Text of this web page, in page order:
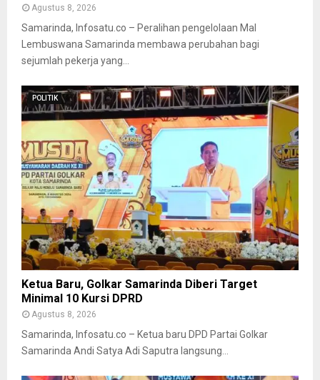
Agustus 8, 2026
Samarinda, Infosatu.co – Peralihan pengelolaan Mal
Lembuswana Samarinda membawa perubahan bagi
sejumlah pekerja yang...
POLITIK
Ketua Baru, Golkar Samarinda Diberi Target
Minimal 10 Kursi DPRD
Agustus 8, 2026
Samarinda, Infosatu.co – Ketua baru DPD Partai Golkar
Samarinda Andi Satya Adi Saputra langsung...